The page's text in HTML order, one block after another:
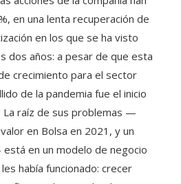
en una lenta recuperación de
en los que se ha visto
dos años: a pesar de que esta
crecimiento para el sector
de la pandemia fue el inicio
La raíz de sus problemas —
en Bolsa en 2021, y un
en un modelo de negocio
había funcionado: crecer